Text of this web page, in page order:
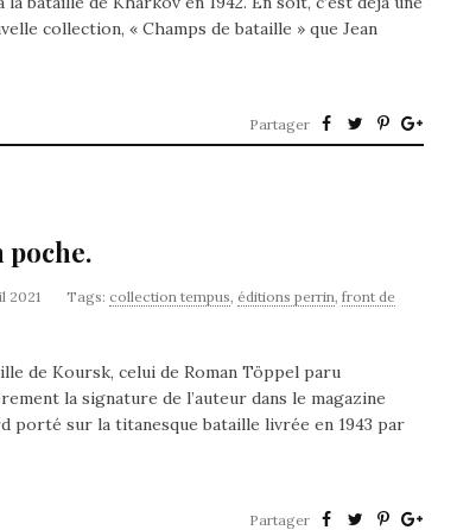
collection, « Champs de bataille » que Jean
Partager
poche.
2021 Tags: collection tempus, éditions perrin, front de
de Koursk, celui de Roman Töppel paru
la signature de l’auteur dans le magazine
sur la titanesque bataille livrée en 1943 par
Partager